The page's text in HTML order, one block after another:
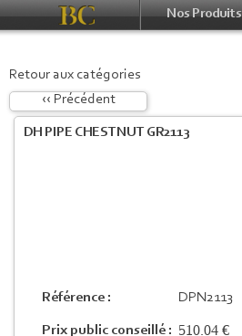
Nos Produits
Retour aux catégories
‹‹ Précédent
DH PIPE CHESTNUT GR2113
Référence : DPN2113
Prix public conseillé : 510.04 €